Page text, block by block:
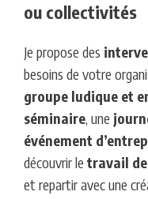
ou collectivités
Je propose des
besoins de votre
groupe ludique et
séminaire, une
événement
découvrir le travail
et repartir avec une